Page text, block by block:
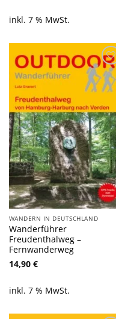
inkl. 7 % MwSt.
Zu
Wunschliste
hinzufügen
WANDERN IN DEUTSCHLAND
Wanderführer
Freudenthalweg –
Fernwanderweg
14,90 €
inkl. 7 % MwSt.